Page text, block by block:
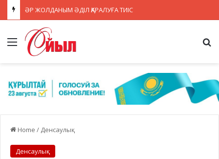
ӘР ЖОЛДАНЫМ ӘДІЛ ҚАРАЛУҒА ТИІС
Menu
Home / Денсаулық
Денсаулық